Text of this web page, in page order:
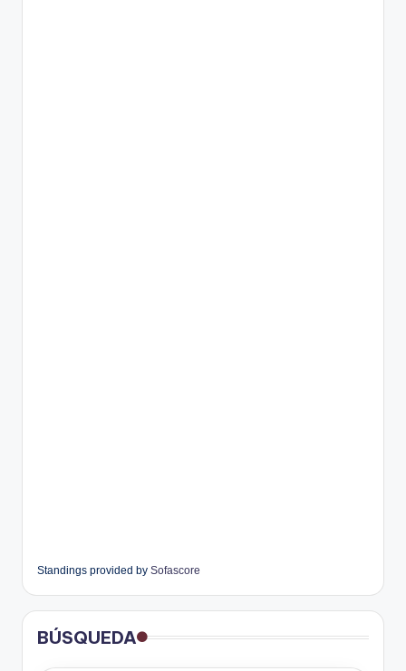
Standings provided by Sofascore
BÚSQUEDA